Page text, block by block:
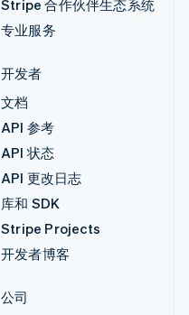
Stripe 合作伙伴生态系统
专业服务
开发者
文档
API 参考
API 状态
API 更改日志
库和 SDK
Stripe Projects
开发者博客
公司